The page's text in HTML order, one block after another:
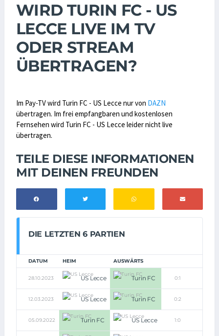
WIRD TURIN FC - US
LECCE LIVE IM TV
ODER STREAM
ÜBERTRAGEN?
Im Pay-TV wird Turin FC - US Lecce nur von DAZN
übertragen. Im frei empfangbaren und kostenlosen
Fernsehen wird Turin FC - US Lecce leider nicht live
übertragen.
TEILE DIESE INFORMATIONEN
MIT DEINEN FREUNDEN
DIE LETZTEN 6 PARTIEN
DATUM HEIM AUSWÄRTS
28.10.2023 US Lecce Turin FC 0:1
12.03.2023 US Lecce Turin FC 0:2
05.09.2022 Turin FC US Lecce 1:0